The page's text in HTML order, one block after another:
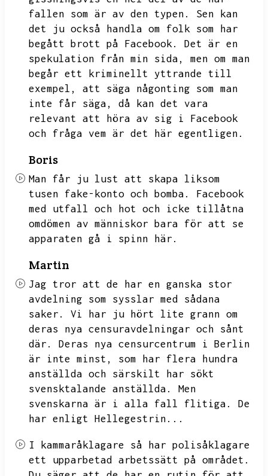
fallen som är av den typen.
Sen kan
det ju också handla om folk som har
begått brott på Facebook.
Det är en
spekulation från min sida,
men om man
begår ett kriminellt yttrande till
exempel,
att säga någonting som man
inte får säga,
då kan det vara
relevant att höra av sig i Facebook
och fråga vem är det här egentligen.
Boris
Man får ju lust att skapa liksom
tusen fake-konto och bomba.
Facebook
med utfall och hot och icke tillåtna
omdömen av människor bara för att se
apparaten gå i spinn här.
Martin
Jag tror att de har en ganska stor
avdelning som sysslar med sådana
saker.
Vi har ju hört lite grann om
deras nya censuravdelningar och sånt
där.
Deras nya censurcentrum i Berlin
är inte minst,
som har flera hundra
anställda och särskilt har sökt
svensktalande anställda.
Men
svenskarna är i alla fall flitiga.
De
har enligt Hellegestrin...
I kammaråklagare så har polisåklagare
ett upparbetad arbetssätt på området.